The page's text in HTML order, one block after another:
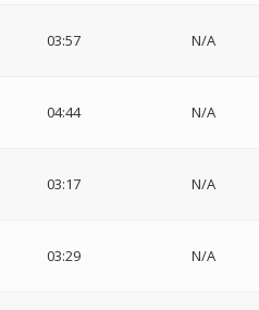
03:57 N/A
04:44 N/A
03:17 N/A
03:29 N/A